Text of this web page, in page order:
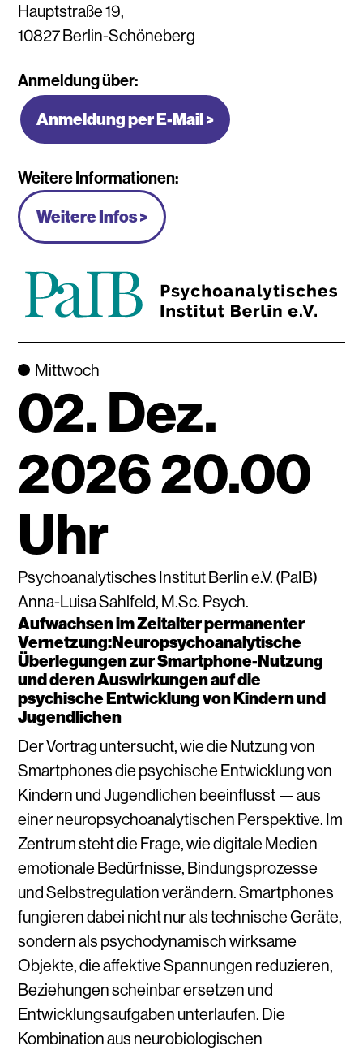
Hauptstraße 19,
10827 Berlin-Schöneberg
Anmeldung über:
Anmeldung per E-Mail >
Weitere Informationen:
Weitere Infos >
Mittwoch
02. Dez.
2026 20.00
Uhr
Psychoanalytisches Institut Berlin e.V. (PaIB)
Anna-Luisa Sahlfeld, M.Sc. Psych.
Aufwachsen im Zeitalter permanenter
Vernetzung:Neuropsychoanalytische
Überlegungen zur Smartphone-Nutzung
und deren Auswirkungen auf die
psychische Entwicklung von Kindern und
Jugendlichen
Der Vortrag untersucht, wie die Nutzung von
Smartphones die psychische Entwicklung von
Kindern und Jugendlichen beeinflusst — aus
einer neuropsychoanalytischen Perspektive. Im
Zentrum steht die Frage, wie digitale Medien
emotionale Bedürfnisse, Bindungsprozesse
und Selbstregulation verändern. Smartphones
fungieren dabei nicht nur als technische Geräte,
sondern als psychodynamisch wirksame
Objekte, die affektive Spannungen reduzieren,
Beziehungen scheinbar ersetzen und
Entwicklungsaufgaben unterlaufen. Die
Kombination aus neurobiologischen